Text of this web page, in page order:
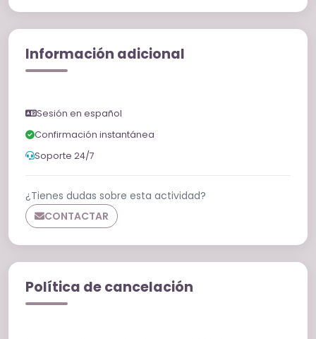
Información adicional
Sesión en español
Confirmación instantánea
Soporte 24/7
¿Tienes dudas sobre esta actividad?
CONTACTAR
Política de cancelación